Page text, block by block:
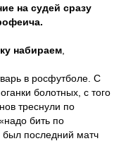
на судей сразу
набираем
в росфутболе. С
болотных, с того
треснули по
бить по
был последний матч